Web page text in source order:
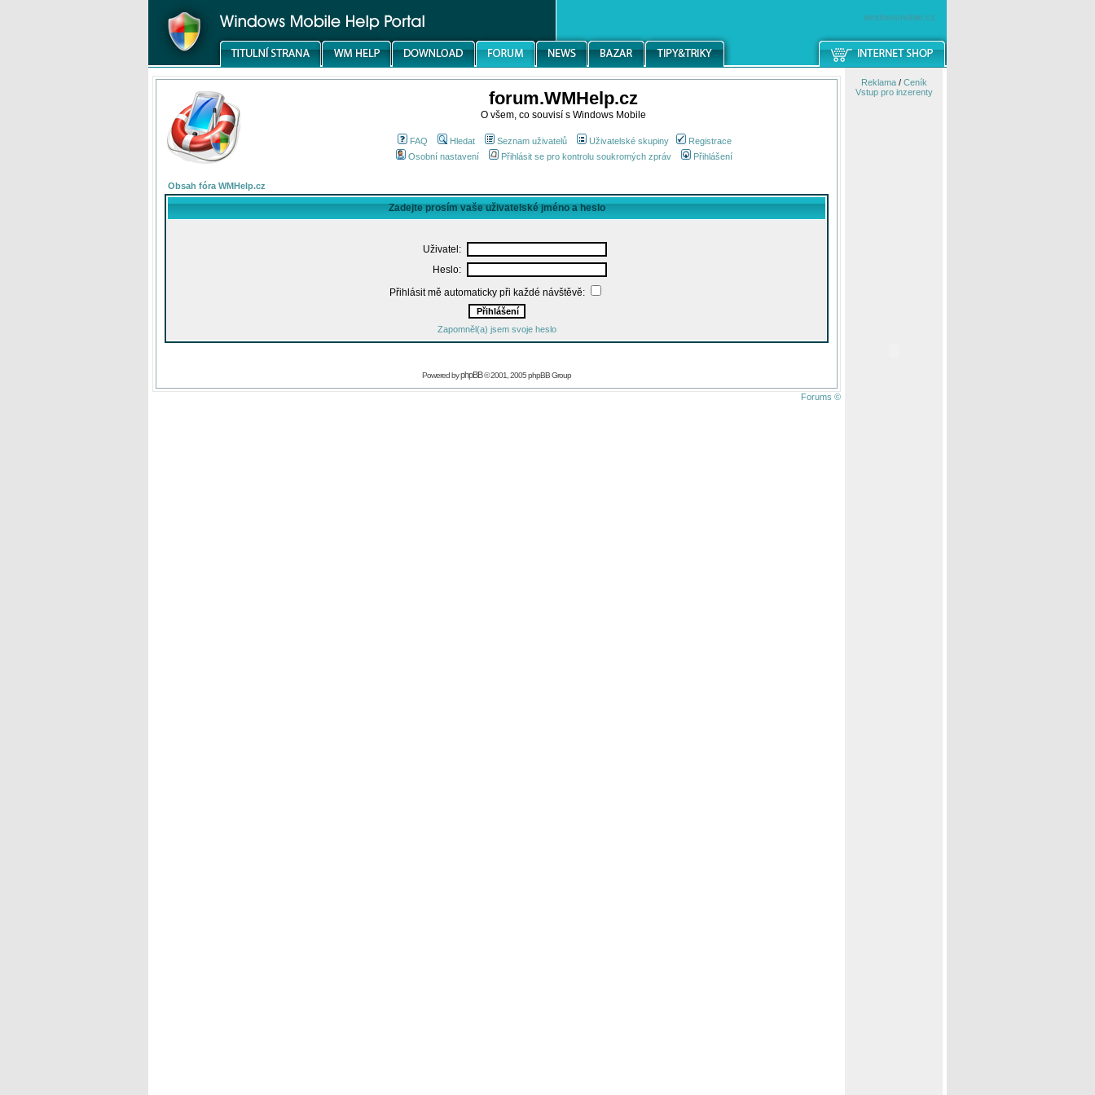
windowsmobile.cz
forum.WMHelp.cz
O všem, co souvisí s Windows Mobile
FAQ Hledat Seznam uživatelů Uživatelské skupiny
Registrace
Osobní nastavení
Přihlásit se pro kontrolu soukromých zpráv Přihlášení
Obsah fóra WMHelp.cz
Zadejte prosím vaše uživatelské jméno a heslo
Uživatel:
Heslo:
Přihlásit mě automaticky při každé návštěvě:
Zapomněl(a) jsem svoje heslo
Powered byphpBB© 2001, 2005 phpBB Group
Forums ©
Reklama/ Ceník
Vstup pro inzerenty